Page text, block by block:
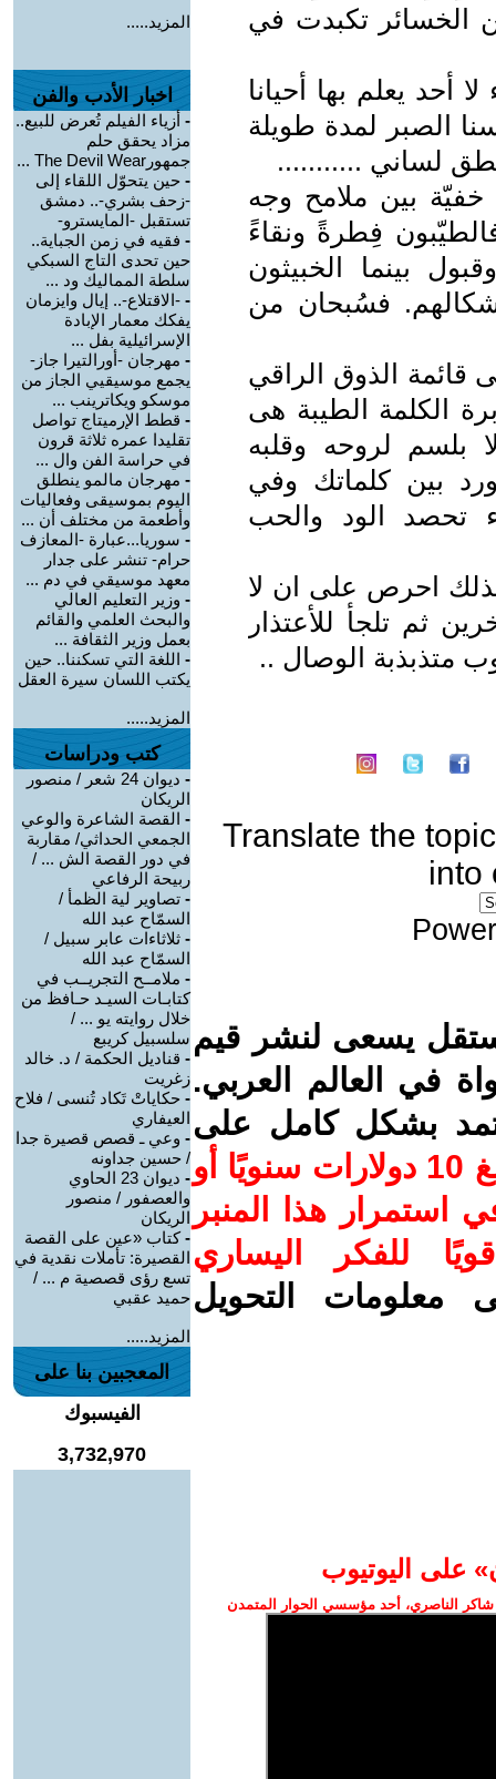
الخسائر تكبدت في
أحد يعلم بها أحيانا
الصبر لمدة طويلة
لساني ...........
بين ملامح وجه
فِطرةً ونقاءً
بينما الخبيثون
فسُبحان من
الذوق الراقي
الكلمة الطيبة هى
بلسم لروحه وقلبه
بين كلماتك وفي
تحصد الود والحب
احرص على ان لا
ثم تلجأ للأعتذار
متذبذبة الوصال ..
Translate the topic
into
يسعى لنشر قيم
في العالم العربي.
بشكل كامل على
ساهم/ي معنا! بدعمكم بمبلغ 10 دولارات سنويًا أو
استمرار هذا المنبر
للفكر اليساري
معلومات التحويل
على اليوتيوب
الناصري، أحد مؤسسي الحوار المتمدن
المزيد.....
اخبار الأدب والفن
- أزياء الفيلم تُعرض للبيع..
مزاد يحقق حلم
جمهورThe Devil Wear ...
- حين يتحوّل اللقاء إلى
-زحف بشري-.. دمشق
تستقبل -المايسترو-
- فقيه في زمن الجباية..
حين تحدى التاج السبكي
سلطة المماليك ود ...
- -الاقتلاع-.. إيال وايزمان
يفكك معمار الإبادة
الإسرائيلية بفل ...
- مهرجان -أورالتيرا جاز-
يجمع موسيقيي الجاز من
موسكو ويكاترينب ...
- قطط الإرميتاج تواصل
تقليدا عمره ثلاثة قرون
في حراسة الفن وال ...
- مهرجان مالمو ينطلق
اليوم بموسيقى وفعاليات
وأطعمة من مختلف أن ...
- سوريا...عبارة -المعازف
حرام- تنشر على جدار
معهد موسيقي في دم ...
- وزير التعليم العالي
والبحث العلمي والقائم
بعمل وزير الثقافة ...
- اللغة التي تسكننا.. حين
يكتب اللسان سيرة العقل
المزيد.....
كتب ودراسات
-
ديوان 24 شعر / منصور
الريكان
- القصة الشاعرة والوعي
الجمعي الحداثي/ مقاربة
في دور القصة الش ... /
ربيحة الرفاعي
- تصاوير لية الظمأ /
السمّاح عبد الله
- ثلاثاءات عابر سبيل /
السمّاح عبد الله
- ملامــح التجريــب في
كتابـات السيـد حـافظ من
خلال روايته يو ... /
سلسبيل كريبع
- قناديل الحكمة / د. خالد
زغريت
- حكاياتْ تَكاد تُنسى / فلاح
العيفاري
- وعي ـ قصص قصيرة جدا
/ حسين جداونه
-
ديوان 23 الحاوي
والعصفور / منصور
الريكان
-كتاب «عين على القصة
القصيرة: تأملات نقدية في
تسع رؤى قصصية م ... /
حميد عقبي
المزيد.....
المعجبين بنا على
الفيسبوك
3,732,970